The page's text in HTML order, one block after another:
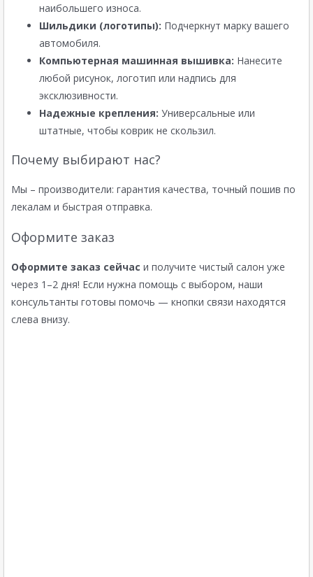
наибольшего износа.
Шильдики (логотипы): Подчеркнут марку вашего
автомобиля.
Компьютерная машинная вышивка: Нанесите
любой рисунок, логотип или надпись для
эксклюзивности.
Надежные крепления: Универсальные или
штатные, чтобы коврик не скользил.
Почему выбирают нас?
Мы – производители: гарантия качества, точный пошив по
лекалам и быстрая отправка.
Оформите заказ
Оформите заказ сейчас и получите чистый салон уже
через 1–2 дня! Если нужна помощь с выбором, наши
консультанты готовы помочь — кнопки связи находятся
слева внизу.